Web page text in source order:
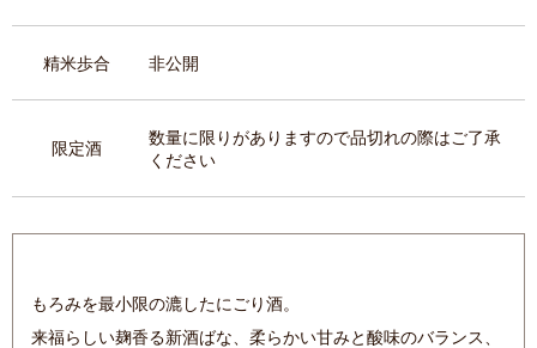
精米歩合 非公開
限定酒
数量に限りがありますので品切れの際はご了承
ください
もろみを最小限の漉したにごり酒。
来福らしい麹香る新酒ばな、柔らかい甘みと酸味のバランス、